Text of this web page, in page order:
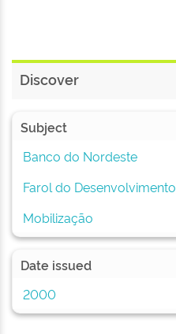
Discover
Subject
Banco do Nordeste
Farol do Desenvolvimento
Mobilização
Date issued
2000